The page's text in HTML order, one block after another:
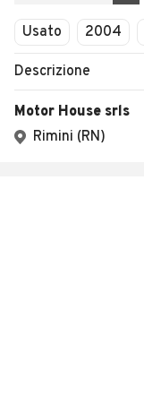
Usato 2004
Descrizione
Motor House srls
Rimini (RN)